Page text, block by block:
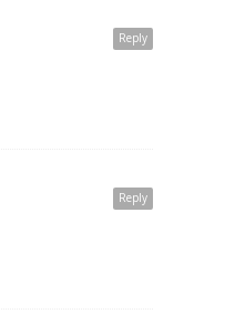
Reply
Reply